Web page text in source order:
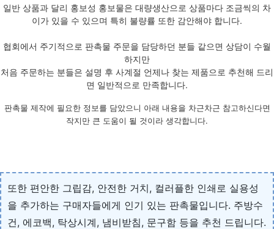
일반 상품과 달리 홍보성 홍보물은 대량생산으로 상품마다 조금씩의 차
이가 있을 수 있으며 특히 불량률 또한 감안해야 합니다.
협회에서 주기적으로 판촉물 주문을 담당하던 분들 같으면 상담이 수월
하지만
처음 주문하는 분들은 설명 후 사계절 언제나 찾는 제품으로 추천해 드리
면 일반적으로 만족합니다.
판촉물 제작에 필요한 정보를 담았으니 아래 내용을 차근차근 참고하신다면
작지만 큰 도움이 될 것이라 생각합니다.
또한 편안한 그립감, 안전한 거치, 컬러플한 인쇄로 실용성
을 추가하는 구매자들에게 인기 있는 판촉물입니다. 주방수
건, 에코백, 탁상시계, 냄비받침, 문구함 등을 추천 드립니다.